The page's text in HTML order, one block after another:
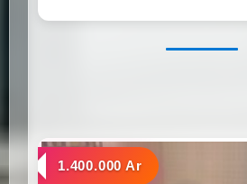
a louer
1.400.000 Ar